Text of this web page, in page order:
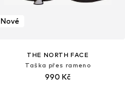
Nové
THE NORTH FACE
Taška přes rameno
990 Kč